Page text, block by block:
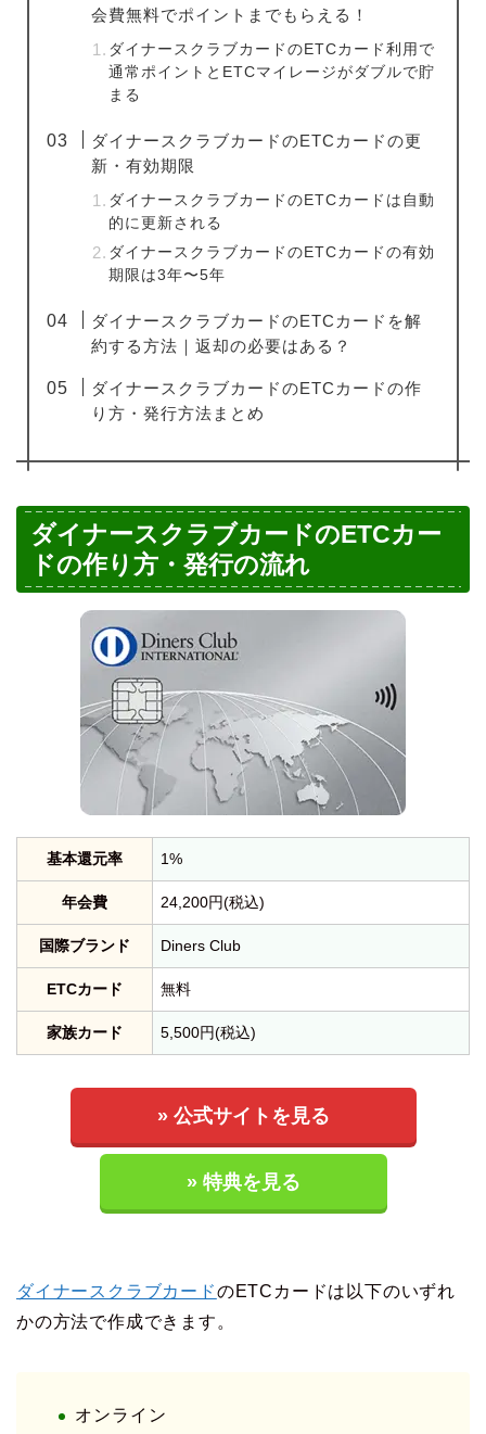
会費無料でポイントまでもらえる！
ダイナースクラブカードのETCカード利用で
通常ポイントとETCマイレージがダブルで貯
まる
ダイナースクラブカードのETCカードの更
新・有効期限
ダイナースクラブカードのETCカードは自動
的に更新される
ダイナースクラブカードのETCカードの有効
期限は3年〜5年
ダイナースクラブカードのETCカードを解
約する方法｜返却の必要はある？
ダイナースクラブカードのETCカードの作
り方・発行方法まとめ
ダイナースクラブカードのETCカー
ドの作り方・発行の流れ
基本還元率 1%
年会費 24,200円(税込)
国際ブランド Diners Club
ETCカード 無料
家族カード 5,500円(税込)
» 公式サイトを見る
» 特典を見る
ダイナースクラブカードのETCカードは以下のいずれ
かの方法で作成できます。
オンライン